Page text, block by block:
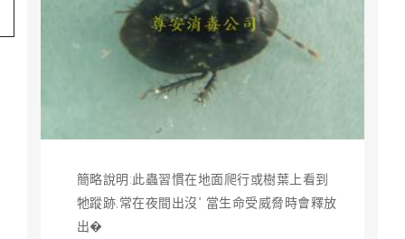
簡略說明:此蟲習慣在地面爬行或樹葉上看到
牠蹤跡,常在夜間出沒° 當生命受威脅時會釋放
出�